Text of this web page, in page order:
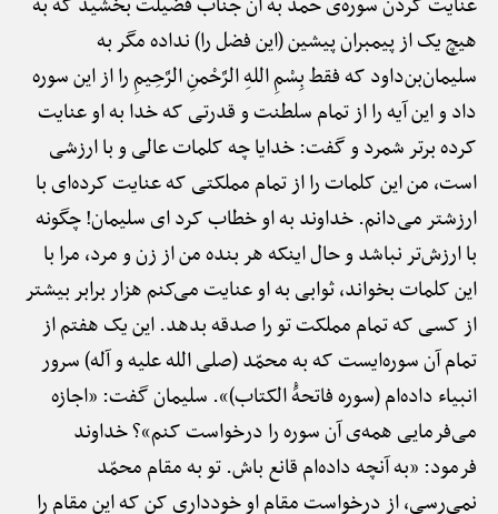
هیچ یک از پیمبران پیشین (این فضل را) نداده مگر به
سلیمان‌بن‌داود که فقط بِسْمِ اللهِ الرَّحْمنِ الرَّحِیمِ را از این سوره
داد و این آیه را از تمام سلطنت و قدرتی که خدا به او عنایت
کرده برتر شمرد و گفت: خدایا چه کلمات عالی و با ارزشی
است، من این کلمات را از تمام مملکتی که عنایت کرده‌ای با
ارزشتر می‌دانم. خداوند به او خطاب کرد ای سلیمان! چگونه
با ارزش‌تر نباشد و حال اینکه هر بنده من از زن و مرد، مرا با
این کلمات بخواند، ثوابی به او عنایت می‌کنم هزار برابر بیشتر
از کسی که تمام مملکت تو را صدقه بدهد. این یک هفتم از
تمام آن سوره‌ایست که به محمّد (صلی الله علیه و آله) سرور
انبیاء داده‌ام (سوره فاتحهًْ الکتاب)». سلیمان گفت: «اجازه
می‌فرمایی همه‌ی آن سوره را درخواست کنم»؟ خداوند
فرمود: «به آنچه داده‌ام قانع باش. تو به مقام محمّد
نمی‌رسی، از درخواست مقام او خودداری کن که این مقام را